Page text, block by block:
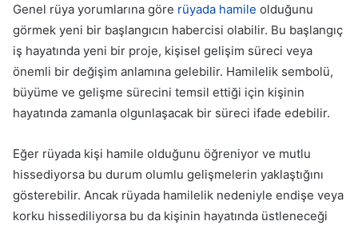
Genel rüya yorumlarına göre rüyada hamile olduğunu
görmek yeni bir başlangıcın habercisi olabilir. Bu başlangıç
iş hayatında yeni bir proje, kişisel gelişim süreci veya
önemli bir değişim anlamına gelebilir. Hamilelik sembolü,
büyüme ve gelişme sürecini temsil ettiği için kişinin
hayatında zamanla olgunlaşacak bir süreci ifade edebilir.
Eğer rüyada kişi hamile olduğunu öğreniyor ve mutlu
hissediyorsa bu durum olumlu gelişmelerin yaklaştığını
gösterebilir. Ancak rüyada hamilelik nedeniyle endişe veya
korku hissediliyorsa bu da kişinin hayatında üstleneceği